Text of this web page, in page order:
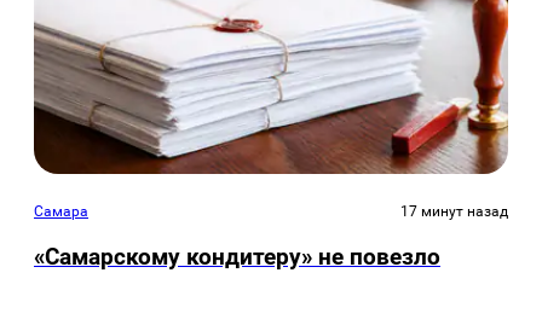
Самара 17 минут назад
«Самарскому кондитеру» не повезло